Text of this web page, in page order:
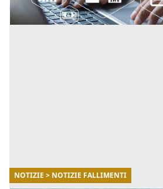
NOTIZIE > NOTIZIE FALLIMENTI